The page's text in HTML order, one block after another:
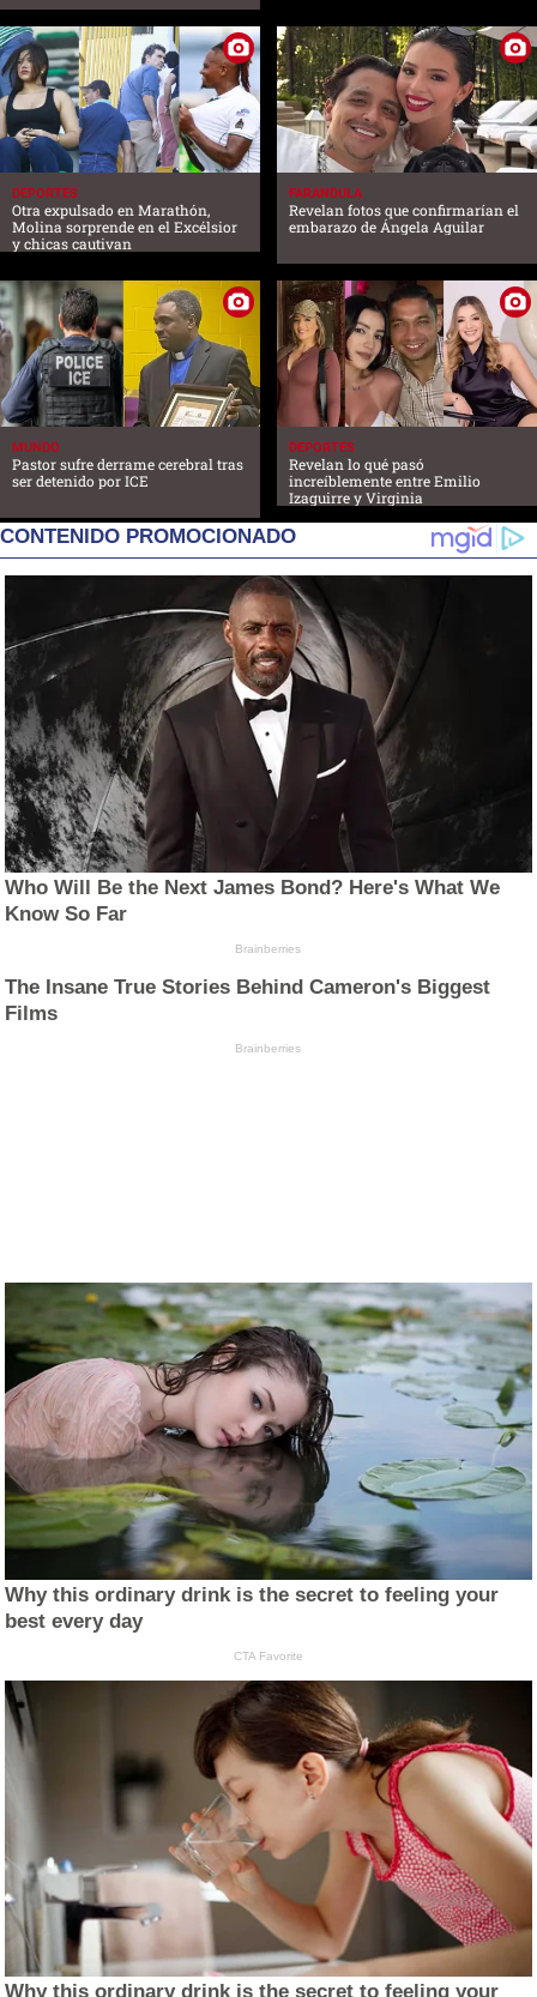
DEPORTES
Otra expulsado en Marathón,
Molina sorprende en el Excélsior
y chicas cautivan
FARANDULA
Revelan fotos que confirmarían el
embarazo de Ángela Aguilar
MUNDO
Pastor sufre derrame cerebral tras
ser detenido por ICE
DEPORTES
Revelan lo qué pasó
increíblemente entre Emilio
Izaguirre y Virginia
CONTENIDO PROMOCIONADO
Who Will Be the Next James Bond? Here's What We
Know So Far
Brainberries
The Insane True Stories Behind Cameron's Biggest
Films
Brainberries
Why this ordinary drink is the secret to feeling your
best every day
CTA Favorite
Why this ordinary drink is the secret to feeling your